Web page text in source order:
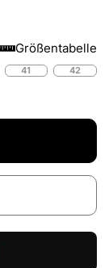
Größentabelle
41
42